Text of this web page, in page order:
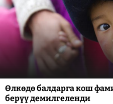
Өлкөдө балдарга кош
берүү демилгеленди